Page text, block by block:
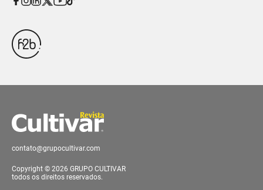
contato@grupocultivar.com
Copyright © 2026 GRUPO CULTIVAR
todos os direitos reservados.